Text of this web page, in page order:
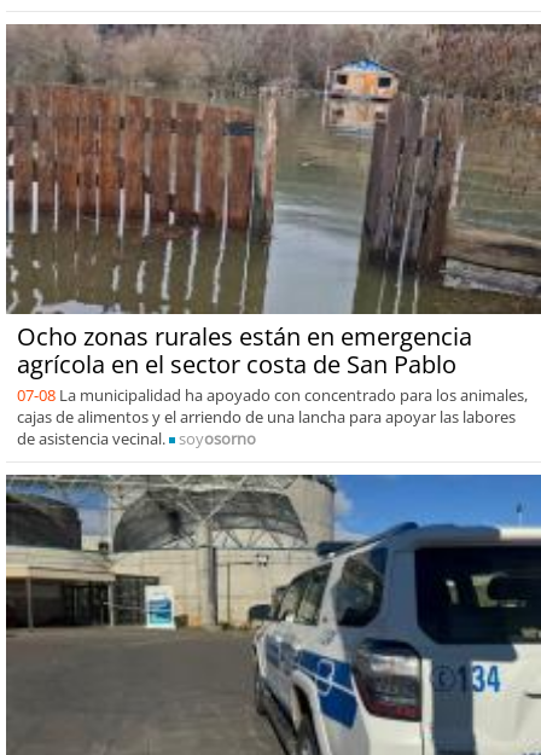
Ocho zonas rurales están en emergencia
agrícola en el sector costa de San Pablo
07-08 La municipalidad ha apoyado con concentrado para los animales,
cajas de alimentos y el arriendo de una lancha para apoyar las labores
de asistencia vecinal.
soyosorno